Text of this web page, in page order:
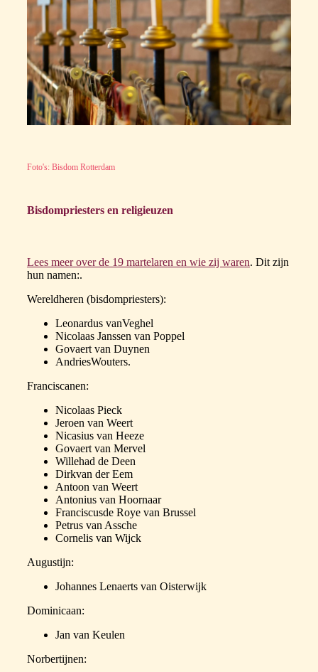
Foto's: Bisdom Rotterdam
Bisdompriesters en religieuzen
Lees meer over de 19 martelaren en wie zij waren. Dit zijn
hun namen:.
Wereldheren (bisdompriesters):
Leonardus vanVeghel
Nicolaas Janssen van Poppel
Govaert van Duynen
AndriesWouters.
Franciscanen:
Nicolaas Pieck
Jeroen van Weert
Nicasius van Heeze
Govaert van Mervel
Willehad de Deen
Dirkvan der Eem
Antoon van Weert
Antonius van Hoornaar
Franciscusde Roye van Brussel
Petrus van Assche
Cornelis van Wijck
Augustijn:
Johannes Lenaerts van Oisterwijk
Dominicaan:
Jan van Keulen
Norbertijnen: